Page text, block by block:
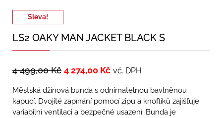
Sleva!
LS2 OAKY MAN JACKET BLACK S
4 499,00Kč 4 274,00 Kč vč. DPH
Městská džínová bunda s odnímatelnou bavlněnou
kapucí. Dvojité zapínání pomocí zipu a knoflíků zajišťuje
variabilní ventilaci a bezpečné usazení. Bunda je